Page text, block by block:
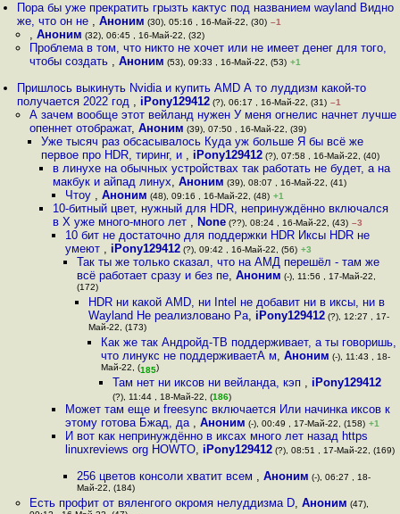
Пора бы уже прекратить грызть кактус под названием wayland Видно
же, что он не ,Аноним (30), 05:16 , 16-Май-22, (30) –1
, Аноним (32), 06:45 , 16-Май-22, (32)
Проблема в том, что никто не хочет или не имеет денег для того,
чтобы создать , Аноним (53), 09:33 , 16-Май-22, (53) +1
Пришлось выкинуть Nvidia и купить AMD А то луддизм какой-то
получается 2022 год , iPony129412 (?), 06:17 , 16-Май-22, (31) –1
А зачем вообще этот вейланд нужен У меня огнелис начнет лучше
опеннет отображат, Аноним (39), 07:50 , 16-Май-22, (39)
Уже тысяч раз обсасывалось Куда уж больше Я бы всё же
первое про HDR, тиринг, и , iPony129412(?), 07:58 , 16-Май-22, (40)
в линухе на обычных устройствах так работать не будет, а на
макбук и айпад линух,Аноним (39), 08:07 , 16-Май-22, (41)
Чтоу , Аноним (48), 09:16 , 16-Май-22, (48) +1
10-битный цвет, нужный для HDR, непринуждённо включался
в X уже много-много лет , None (??), 08:24 , 16-Май-22, (43) –3
10 бит не достаточно для поддержки HDR Иксы HDR не
умеют , iPony129412(?), 09:42 , 16-Май-22, (56) +3
Так ты же только сказал, что на АМД перешёл - там же
всё работает сразу и без пе, Аноним (-), 11:56 , 17-Май-22,
(172)
HDR ни какой AMD, ни Intel не добавит ни в иксы, ни в
Wayland Не реализловано Ра, iPony129412 (?), 12:27 , 17-
Май-22, (173)
Как же так Андройд-ТВ поддерживает, а ты говоришь,
что линукс не поддерживаетА м, Аноним (-), 11:43 , 18-
Май-22, (185)
Там нет ни иксов ни вейланда, кэп , iPony129412
(?), 11:44 , 18-Май-22, (186)
Может там еще и freesync включается Или начинка иксов к
этому готова Бжад, да , Аноним (-), 00:49 , 17-Май-22, (158) +1
И вот как непринуждённо в иксах много лет назад https
linuxreviews org HOWTO, iPony129412(?), 08:51 , 17-Май-22, (169)
256 цветов консоли хватит всем , Аноним (-), 06:27 , 18-
Май-22, (184)
Есть профит от вяленгого окромя нелуддизма D, Аноним (47),